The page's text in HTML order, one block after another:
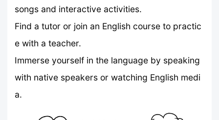
songs and interactive activities.
Find a tutor or join an English course to practic
e with a teacher.
Immerse yourself in the language by speaking
with native speakers or watching English medi
a.